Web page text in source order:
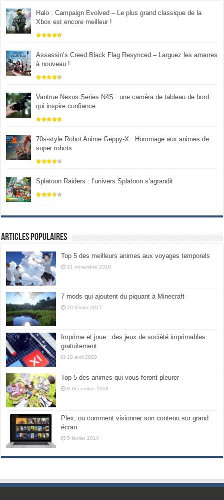
Halo : Campaign Evolved – Le plus grand classique de la
Xbox est encore meilleur !
Assassin’s Creed Black Flag Resynced – Larguez les amarres
à nouveau !
Vantrue Nexus Series N4S : une caméra de tableau de bord
qui inspire confiance
70s-style Robot Anime Geppy-X : Hommage aux animes de
super robots
Splatoon Raiders : l’univers Splatoon s’agrandit
Articles populaires
Top 5 des meilleurs animes aux voyages temporels
21 novembre 2018
7 mods qui ajoutent du piquant à Minecraft
20 février 2017
Imprime et joue : des jeux de société imprimables
gratuitement
10 avril 2020
Top 5 des animes qui vous feront pleurer
8 Décembre 2018
Plex, ou comment visionner son contenu sur grand
écran
5 février 2014